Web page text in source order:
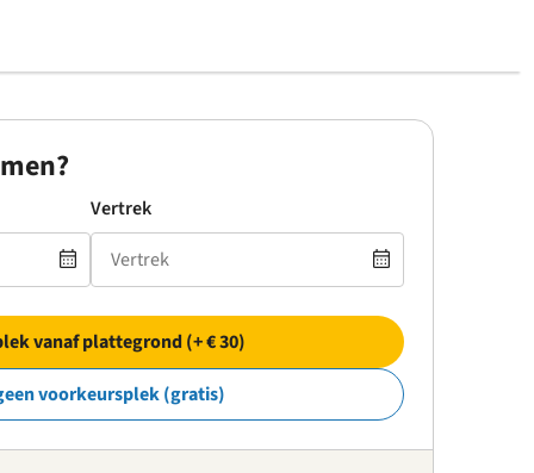
Vertrek
vanaf plattegrond (+ € 30)
voorkeursplek (gratis)